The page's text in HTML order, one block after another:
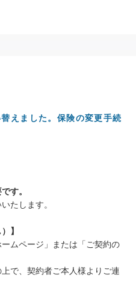
えました。保険の変更手続
す。
たします。
】
ムページ」または「ご契約の
で、契約者ご本人様よりご連